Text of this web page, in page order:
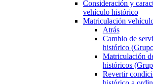
Consideración y
vehículo histórico
Matriculación
Atrás
Cambio de
histórico
Matriculación
históricos
Revertir